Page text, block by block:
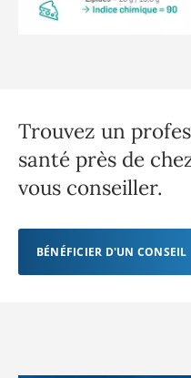
Trouvez un
santé près de
vous conseiller.
BÉNÉFICIER D'UN CONSEIL